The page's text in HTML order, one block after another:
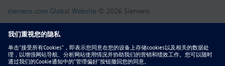
siemens.com Global Website © 2026 Siemens
Whistleblowing
DMCA
Privacy Notice
Terms of Use
Digital ID Report Piracy